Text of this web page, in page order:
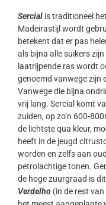
Sercial is traditioneel
Madeirastijl wordt
betekent dat er pas
als bijna alle suikers
laatrijpende ras wordt
genoemd vanwege zijn
Vanwege die bijna
vrij lang. Sercial komt
zuiden, op zo’n 600-
de lichtste qua kleur,
heeft in de jeugd
worden en zelfs aan
petrolachtige tonen.
de hoge zuurgraad is
Verdelho (in de rest